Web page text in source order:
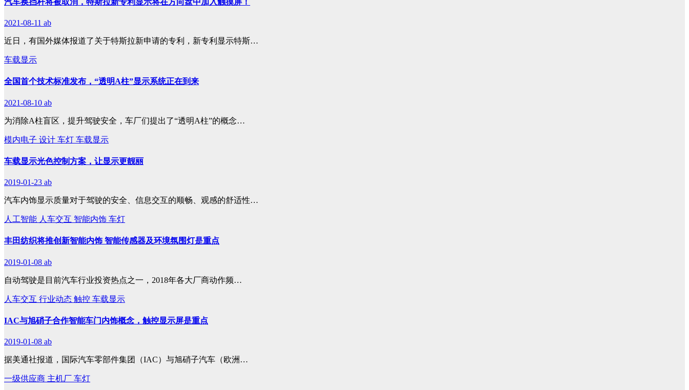
2021-08-11 ab
近日，有国外媒体报道了关于特斯拉新申请的专利，新专利显示特斯…
车载显示
全国首个技术标准发布，“透明A柱”显示系统正在到来
2021-08-10 ab
为消除A柱盲区，提升驾驶安全，车厂们提出了“透明A柱”的概念…
模内电子 设计 车灯 车载显示
车载显示光色控制方案，让显示更靓丽
2019-01-23 ab
汽车内饰显示质量对于驾驶的安全、信息交互的顺畅、观感的舒适性…
人工智能 人车交互 智能内饰 车灯
丰田纺织将推创新智能内饰 智能传感器及环境氛围灯是重点
2019-01-08 ab
自动驾驶是目前汽车行业投资热点之一，2018年各大厂商动作频…
人车交互 行业动态 触控 车载显示
IAC与旭硝子合作智能车门内饰概念，触控显示屏是重点
2019-01-08 ab
据美通社报道，国际汽车零部件集团（IAC）与旭硝子汽车（欧洲…
一级供应商 主机厂 车灯